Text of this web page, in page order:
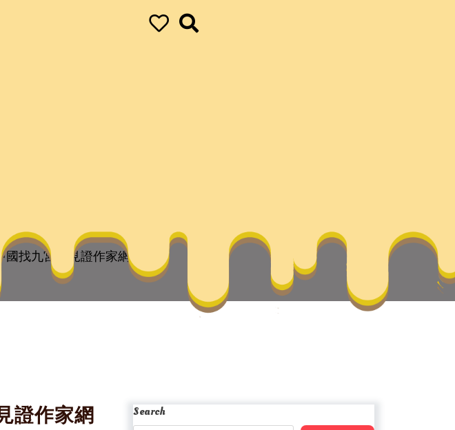
國找九宮格見證作家網
the blueprints of your ultimate achievements vapor
找九宮格見證作家網
證作家網
Search